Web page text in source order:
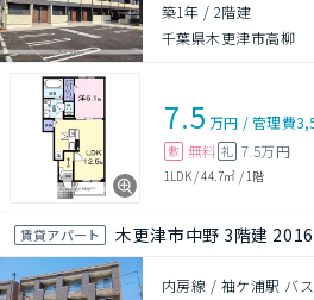
築1年 / 2階建
千葉県木更津市高柳
7.5 万円 /管理費
敷 無料 礼 7.5万円
1LDK/44.7㎡ / 1階
賃貸アパート 木更津市中野 3階建
内房線 / 袖ケ浦駅 バ